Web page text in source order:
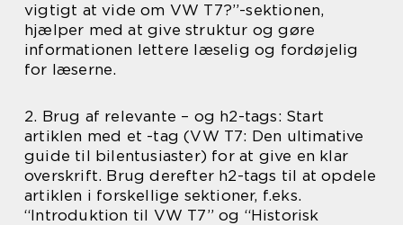
vigtigt at vide om VW T7?”-sektionen,
hjælper med at give struktur og gøre
informationen lettere læselig og fordøjelig
for læserne.
2. Brug af relevante – og h2-tags: Start
artiklen med et -tag (VW T7: Den ultimative
guide til bilentusiaster) for at give en klar
overskrift. Brug derefter h2-tags til at opdele
artiklen i forskellige sektioner, f.eks.
“Introduktion til VW T7” og “Historisk